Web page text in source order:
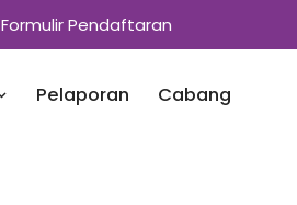
Formulir Pendaftaran
Pelaporan Cabang